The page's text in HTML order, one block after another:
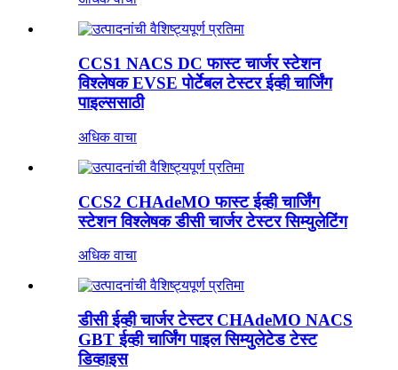
CCS1 NACS DC फास्ट चार्जर स्टेशन
विश्लेषक EVSE पोर्टेबल टेस्टर ईव्ही चार्जिंग
पाइल्ससाठी
अधिक वाचा
CCS2 CHAdeMO फास्ट ईव्ही चार्जिंग
स्टेशन विश्लेषक डीसी चार्जर टेस्टर सिम्युलेटिंग
अधिक वाचा
डीसी ईव्ही चार्जर टेस्टर CHAdeMO NACS
GBT ईव्ही चार्जिंग पाइल सिम्युलेटेड टेस्ट
डिव्हाइस